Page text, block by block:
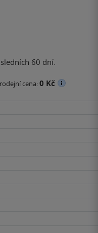
60 dní.
cena:0 Kč